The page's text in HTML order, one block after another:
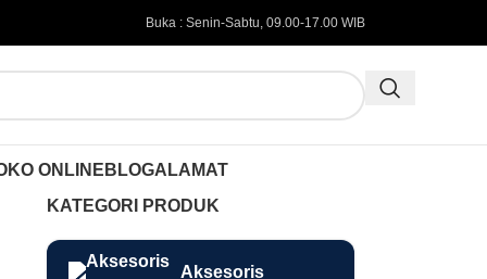
Buka : Senin-Sabtu, 09.00-17.00 WIB
ONLINE BLOGALAMAT
KATEGORI PRODUK
Aksesoris